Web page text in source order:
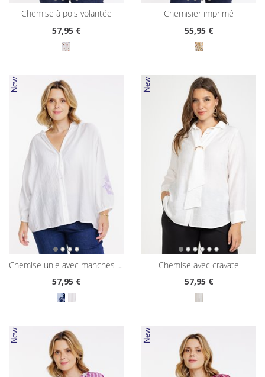
chemise à pois volantée
57,95 €
chemisier imprimé
55,95 €
chemise unie avec manches brodées
57,95 €
chemise avec cravate
57,95 €